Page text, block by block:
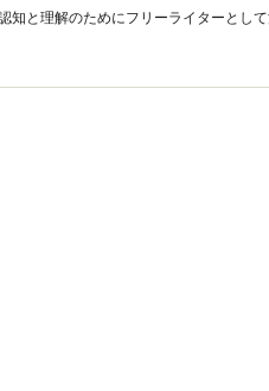
知と理解のためにフリーライターとして